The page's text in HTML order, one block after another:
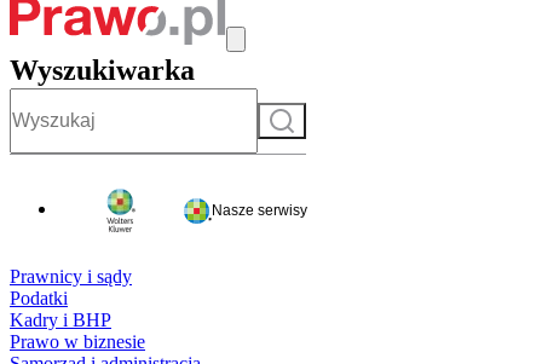
Wyszukiwarka
Szukaj
Nasze serwisy
Prawnicy i sądy
Podatki
Kadry i BHP
Prawo w biznesie